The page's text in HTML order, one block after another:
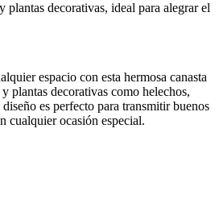
plantas decorativas, ideal para alegrar el
espacio con esta hermosa canasta
plantas decorativas como helechos,
es perfecto para transmitir buenos
cualquier ocasión especial.